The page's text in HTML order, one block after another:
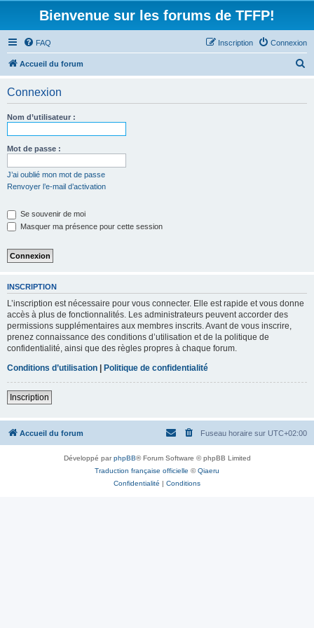
Bienvenue sur les forums de TFFP!
FAQ Connexion
Inscription
Accueil du forum
Connexion
Nom d’utilisateur :
Mot de passe :
J’ai oublié mon mot de passe
Renvoyer l’e-mail d’activation
Se souvenir de moi
Masquer ma présence pour cette session
INSCRIPTION
L’inscription est nécessaire pour vous connecter. Elle est rapide et vous donne
accès à plus de fonctionnalités. Les administrateurs peuvent accorder des
permissions supplémentaires aux membres inscrits. Avant de vous inscrire,
prenez connaissance des conditions d’utilisation et de la politique de
confidentialité, ainsi que des règles propres à chaque forum.
Conditions d’utilisation | Politique de confidentialité
Inscription
Accueil du forum Fuseau horaire sur UTC+02:00
Développé parphpBB® Forum Software © phpBB Limited
Traduction française officielle ©Qiaeru
Confidentialité | Conditions